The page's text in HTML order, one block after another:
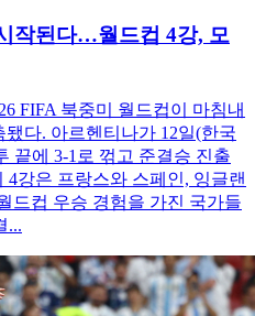
작된다…월드컵 4강, 모
FIFA 북중미 월드컵이 마침내
다. 아르헨티나가 12일(한국
끝에 3-1로 꺾고 준결승 진출
4강은 프랑스와 스페인, 잉글랜
드컵 우승 경험을 가진 국가들
...